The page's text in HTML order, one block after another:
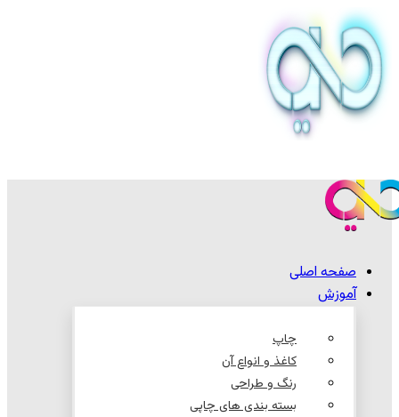
صفحه اصلی
آموزش
چاپ
کاغذ و انواع آن
رنگ و طراحی
بسته بندی های چاپی